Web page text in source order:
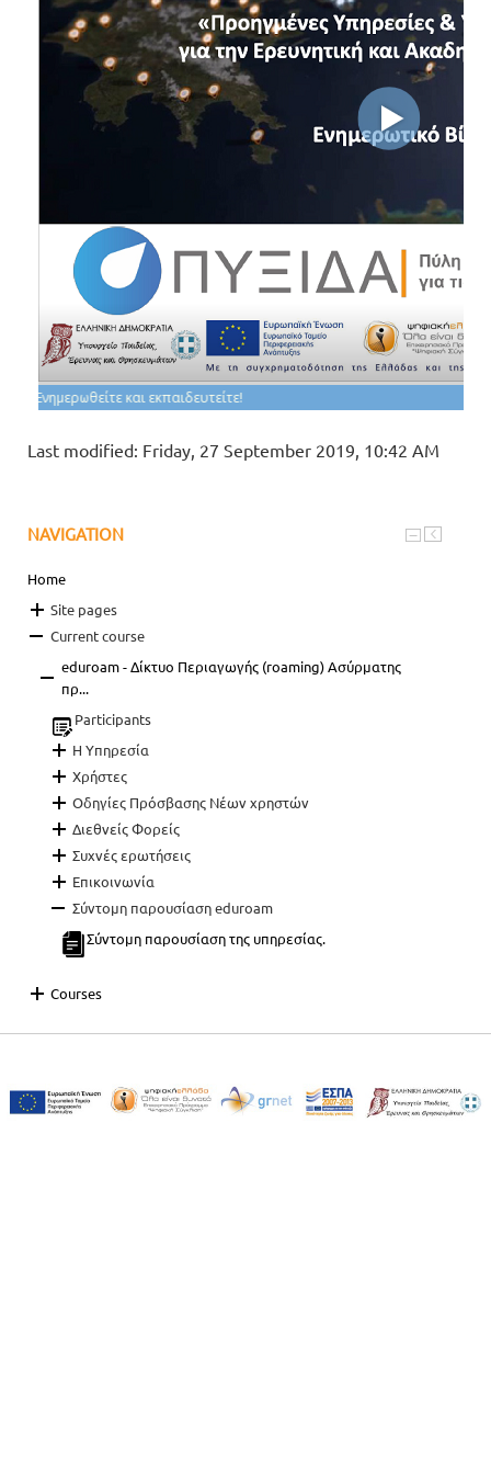
Last modified: Friday, 27 September 2019, 10:42 AM
NAVIGATION
Home
Site pages
Current course
eduroam - Δίκτυο Περιαγωγής (roaming) Ασύρματης
πρ...
Participants
Η Υπηρεσία
Χρήστες
Οδηγίες Πρόσβασης Νέων χρηστών
Διεθνείς Φορείς
Συχνές ερωτήσεις
Επικοινωνία
Σύντομη παρουσίαση eduroam
Σύντομη παρουσίαση της υπηρεσίας.
Courses